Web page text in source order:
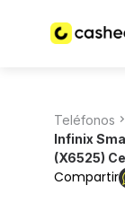
Teléfonos
Infinix
(X6525)
Compartir